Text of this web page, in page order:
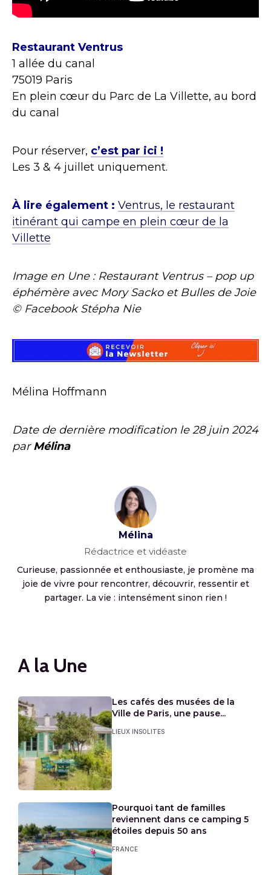
Restaurant Ventrus
1 allée du canal
75019 Paris
En plein cœur du Parc de La Villette, au bord
du canal
Pour réserver, c’est par ici !
Les 3 & 4 juillet uniquement.
À lire également : Ventrus, le restaurant
itinérant qui campe en plein cœur de la
Villette
Image en Une : Restaurant Ventrus – pop up
éphémère avec Mory Sacko et Bulles de Joie
© Facebook Stépha Nie
Mélina Hoffmann
Date de dernière modification le28 juin 2024
parMélina
Mélina
Rédactrice et vidéaste
Curieuse, passionnée et enthousiaste, je promène ma
joie de vivre pour rencontrer, découvrir, ressentir et
partager. La vie : intensément sinon rien !
A la Une
Les cafés des musées de la
Ville de Paris, une pause...
LIEUX INSOLITES
Pourquoi tant de familles
reviennent dans ce camping 5
étoiles depuis 50 ans
FRANCE